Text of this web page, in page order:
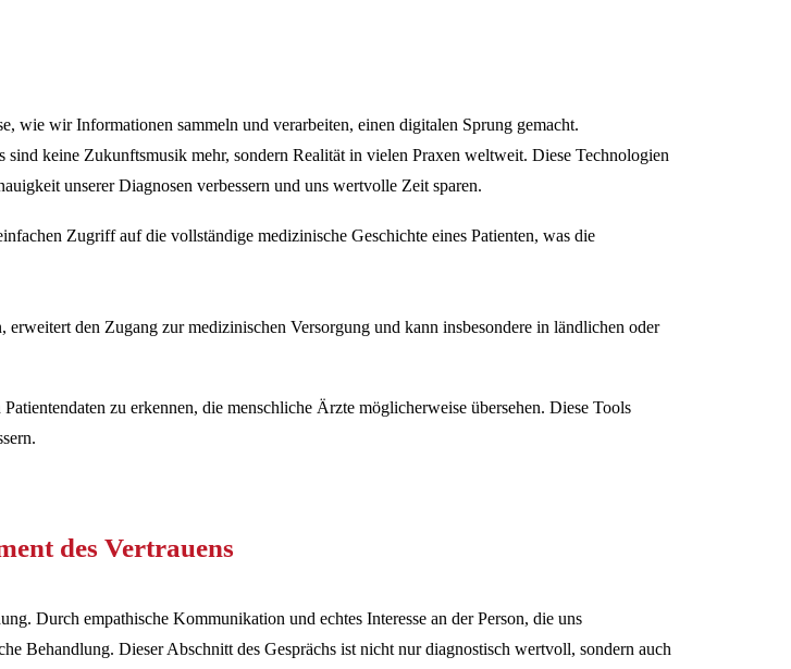
wie wir Informationen sammeln und verarbeiten, einen digitalen Sprung gemacht.
keine Zukunftsmusik mehr, sondern Realität in vielen Praxen weltweit. Diese Technologien
unserer Diagnosen verbessern und uns wertvolle Zeit sparen.
Zugriff auf die vollständige medizinische Geschichte eines Patienten, was die
den Zugang zur medizinischen Versorgung und kann insbesondere in ländlichen oder
zu erkennen, die menschliche Ärzte möglicherweise übersehen. Diese Tools
des Vertrauens
Durch empathische Kommunikation und echtes Interesse an der Person, die uns
Behandlung. Dieser Abschnitt des Gesprächs ist nicht nur diagnostisch wertvoll, sondern auch